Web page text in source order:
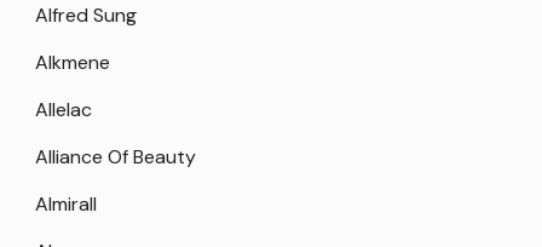
Alfred Sung
Alkmene
Allelac
Alliance Of Beauty
Almirall